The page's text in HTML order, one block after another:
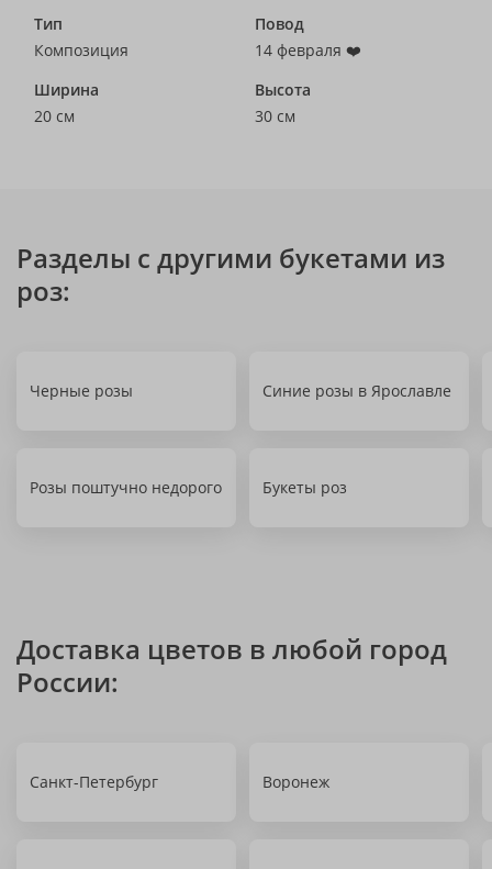
Тип
Композиция
Повод
14 февраля ❤️
Ширина
20 см
Высота
30 см
Разделы с другими букетами из
роз:
Черные розы Синие розы в Ярославле
Розы поштучно недорого Букеты роз
Доставка цветов в любой город
России:
Санкт-Петербург Воронеж